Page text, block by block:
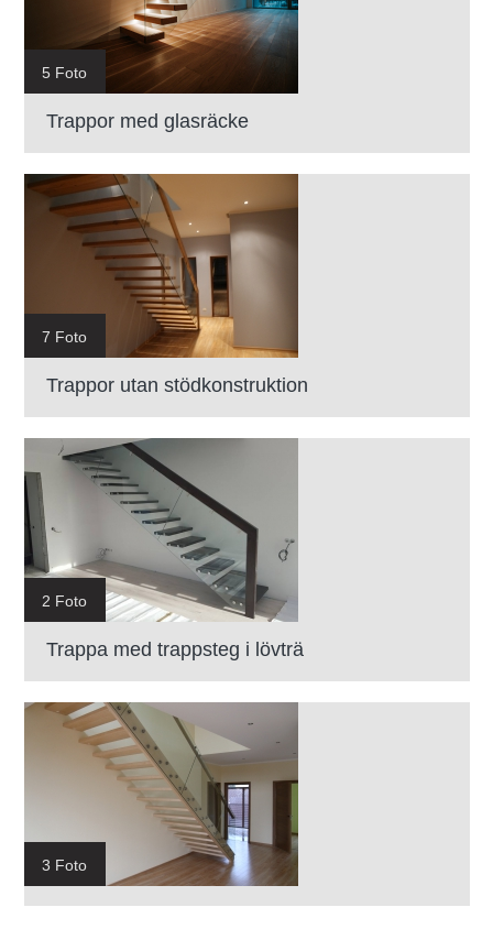
5 Foto
Trappor med glasräcke
7 Foto
Trappor utan stödkonstruktion
2 Foto
Trappa med trappsteg i lövträ
3 Foto